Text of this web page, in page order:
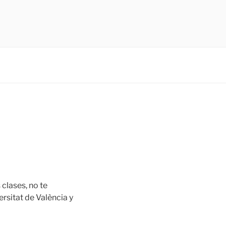
no te
de València y